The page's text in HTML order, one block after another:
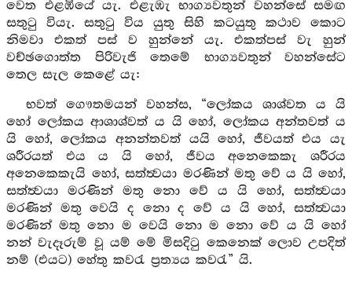
වෙත එළඹියේ යැ. එළැඹැ භාග්‍යවතුන් වහන්සේ සමඟ
සතුටු වියැ. සතුටු විය යුතු සිහි කටයුතු කථාව කොට
නිමවා එකත් පස් ව හුන්නේ යැ. එකත්පස් වැ හුන්
වච්ඡගොත්ත පිරිවැජි තෙමේ භාග්‍යවතුන් වහන්සේට
තෙල සැල කෙළේ යැ:
භවත් ගෞතමයන් වහන්ස, “ලෝකය ශාශ්වත ය යි
හෝ ලෝකය ආශාශ්වත් ය යි හෝ, ලෝකය අන්තවත් ය
යි හෝ, ලෝකය අනන්තවත් යයි හෝ, ජීවයත් එය යැ
ශරීරයත් එය ය යි හෝ, ජීවය අනෙකෙකැ ශරීරය
අනෙකෙකැයි හෝ, සත්ත්‍වයා මරණින් මතු වේ ය යි හෝ,
සත්ත්‍වයා මරණින් මතු නො වේ ය යි හෝ, සත්ත්‍වයා
මරණින් මතු වෙයි ද නො ද වේ ය යි හෝ, සත්ත්‍වයා
මරණින් මතු නො ම වෙයි නො ම නො වේ ය යි හෝ
නන් වැදෑරුම් වූ යම් මේ මිසදිටු කෙනෙක් ලොව උපදිත්
නම් (එයට) හේතු කවරැ ප්‍රත්‍යය කවරැ” යි.